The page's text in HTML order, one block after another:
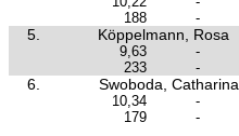
188
-
5. Köppelmann, Rosa
9,63 -
233
-
6. Swoboda, Catharina
10,34 -
179
-